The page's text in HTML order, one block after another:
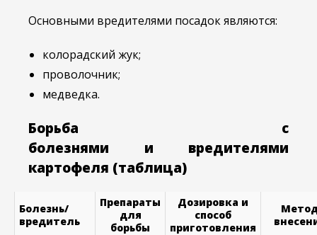
Основными вредителями посадок являются:
колорадский жук;
проволочник;
медведка.
Борьба с
болезнями и вредителями
картофеля (таблица)
Болезнь/
вредитель
Препараты
для
борьбы
Дозировка и
способ
приготовления